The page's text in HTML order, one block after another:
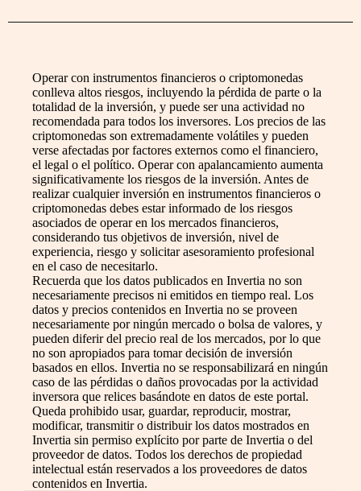
Operar con instrumentos financieros o criptomonedas
conlleva altos riesgos, incluyendo la pérdida de parte o la
totalidad de la inversión, y puede ser una actividad no
recomendada para todos los inversores. Los precios de las
criptomonedas son extremadamente volátiles y pueden
verse afectadas por factores externos como el financiero,
el legal o el político. Operar con apalancamiento aumenta
significativamente los riesgos de la inversión. Antes de
realizar cualquier inversión en instrumentos financieros o
criptomonedas debes estar informado de los riesgos
asociados de operar en los mercados financieros,
considerando tus objetivos de inversión, nivel de
experiencia, riesgo y solicitar asesoramiento profesional
en el caso de necesitarlo.
Recuerda que los datos publicados en Invertia no son
necesariamente precisos ni emitidos en tiempo real. Los
datos y precios contenidos en Invertia no se proveen
necesariamente por ningún mercado o bolsa de valores, y
pueden diferir del precio real de los mercados, por lo que
no son apropiados para tomar decisión de inversión
basados en ellos. Invertia no se responsabilizará en ningún
caso de las pérdidas o daños provocadas por la actividad
inversora que relices basándote en datos de este portal.
Queda prohibido usar, guardar, reproducir, mostrar,
modificar, transmitir o distribuir los datos mostrados en
Invertia sin permiso explícito por parte de Invertia o del
proveedor de datos. Todos los derechos de propiedad
intelectual están reservados a los proveedores de datos
contenidos en Invertia.